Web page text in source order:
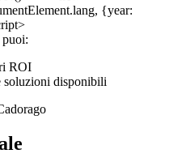
puoi:
ROI
soluzioni disponibili